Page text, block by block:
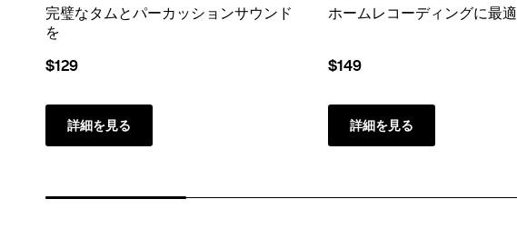
完璧なタムとパーカッションサウンド
を
$129
詳細を見る
ホームレコーディングに最適
$149
詳細を見る